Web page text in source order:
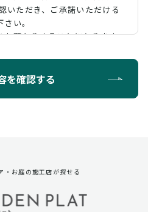
いただき、 ご承諾いただける
い。
お預かりすることになります
おります。
る場合を除いて、お客様の個
を確認する
・お庭の施工店が探せる